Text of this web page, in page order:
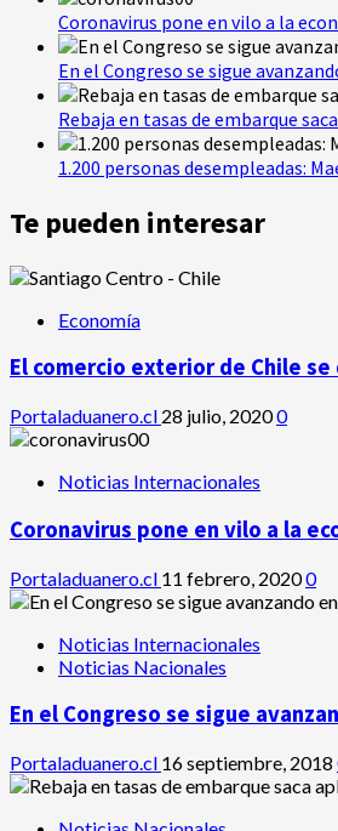
Coronavirus pone en vilo a la
En el Congreso se sigue
Rebaja en tasas de embarque
1.200 personas desempleadas:
Te pueden interesar
Economía
El comercio exterior de Chile
Portaladuanero.cl 28 julio, 20200
Noticias Internacionales
Coronavirus pone en vilo a la
Portaladuanero.cl 11 febrero, 20200
Noticias Internacionales
Noticias Nacionales
En el Congreso se sigue
Portaladuanero.cl 16 septiembre, 2018